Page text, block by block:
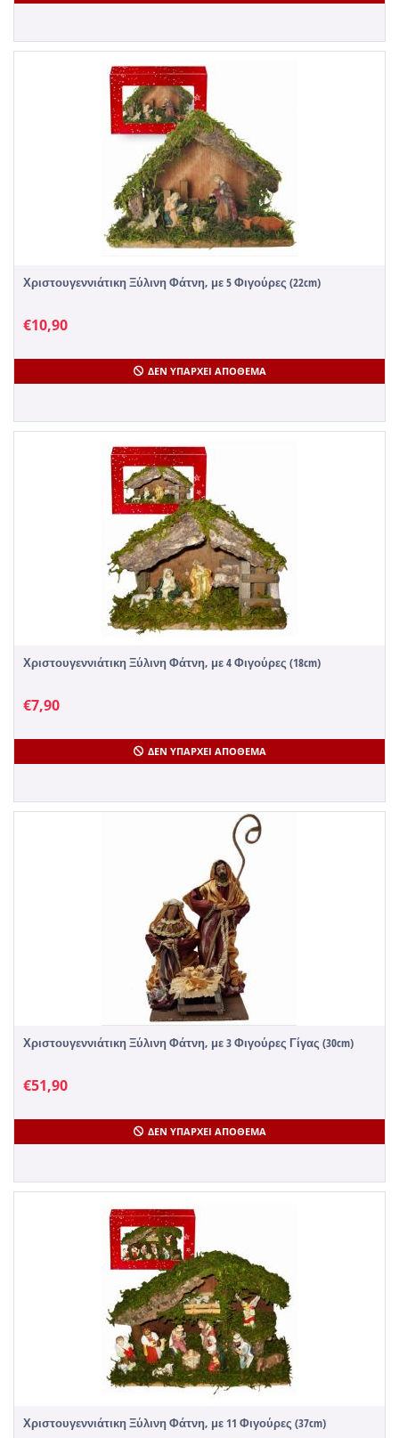
Χριστουγεννιάτικη Ξύλινη Φάτνη, με 5 Φιγούρες (22cm)
€10,90
ΔΕΝ ΥΠΆΡΧΕΙ ΑΠΌΘΕΜΑ
Χριστουγεννιάτικη Ξύλινη Φάτνη, με 4 Φιγούρες (18cm)
€7,90
ΔΕΝ ΥΠΆΡΧΕΙ ΑΠΌΘΕΜΑ
Χριστουγεννιάτικη Ξύλινη Φάτνη, με 3 Φιγούρες Γίγας (30cm)
€51,90
ΔΕΝ ΥΠΆΡΧΕΙ ΑΠΌΘΕΜΑ
Χριστουγεννιάτικη Ξύλινη Φάτνη, με 11 Φιγούρες (37cm)